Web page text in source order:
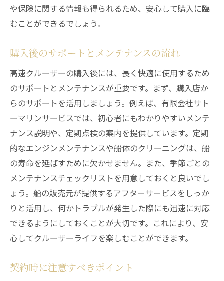
や保険に関する情報も得られるため、安心して購入に臨
むことができるでしょう。
購入後のサポートとメンテナンスの流れ
高速クルーザーの購入後には、長く快適に使用するため
のサポートとメンテナンスが重要です。まず、購入店か
らのサポートを活用しましょう。例えば、有限会社サト
ーマリンサービスでは、初心者にもわかりやすいメンテ
ナンス説明や、定期点検の案内を提供しています。定期
的なエンジンメンテナンスや船体のクリーニングは、船
の寿命を延ばすために欠かせません。また、季節ごとの
メンテナンスチェックリストを用意しておくと良いでし
ょう。船の販売元が提供するアフターサービスをしっか
りと活用し、何かトラブルが発生した際にも迅速に対応
できるようにしておくことが大切です。これにより、安
心してクルーザーライフを楽しむことができます。
契約時に注意すべきポイント